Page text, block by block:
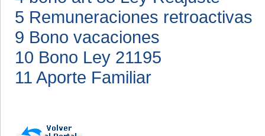
5 Remuneraciones retroactivas
9 Bono vacaciones
10 Bono Ley 21195
11 Aporte Familiar